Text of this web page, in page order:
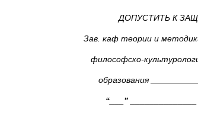
ДОПУСТИТЬ
Зав. каф теории и
философско-
образования
“___”